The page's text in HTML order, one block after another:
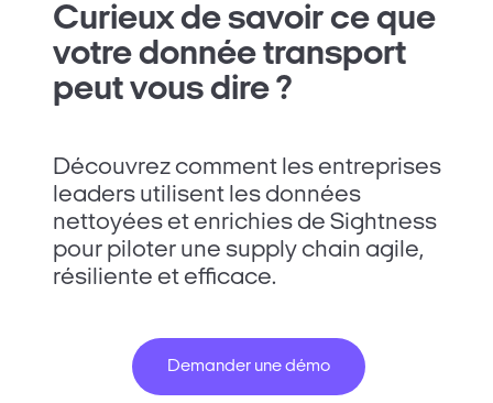
Curieux de savoir ce que
votre donnée transport
peut vous dire ?
Découvrez comment les entreprises
leaders utilisent les données
nettoyées et enrichies de Sightness
pour piloter une supply chain agile,
résiliente et efficace.
Demander une démo